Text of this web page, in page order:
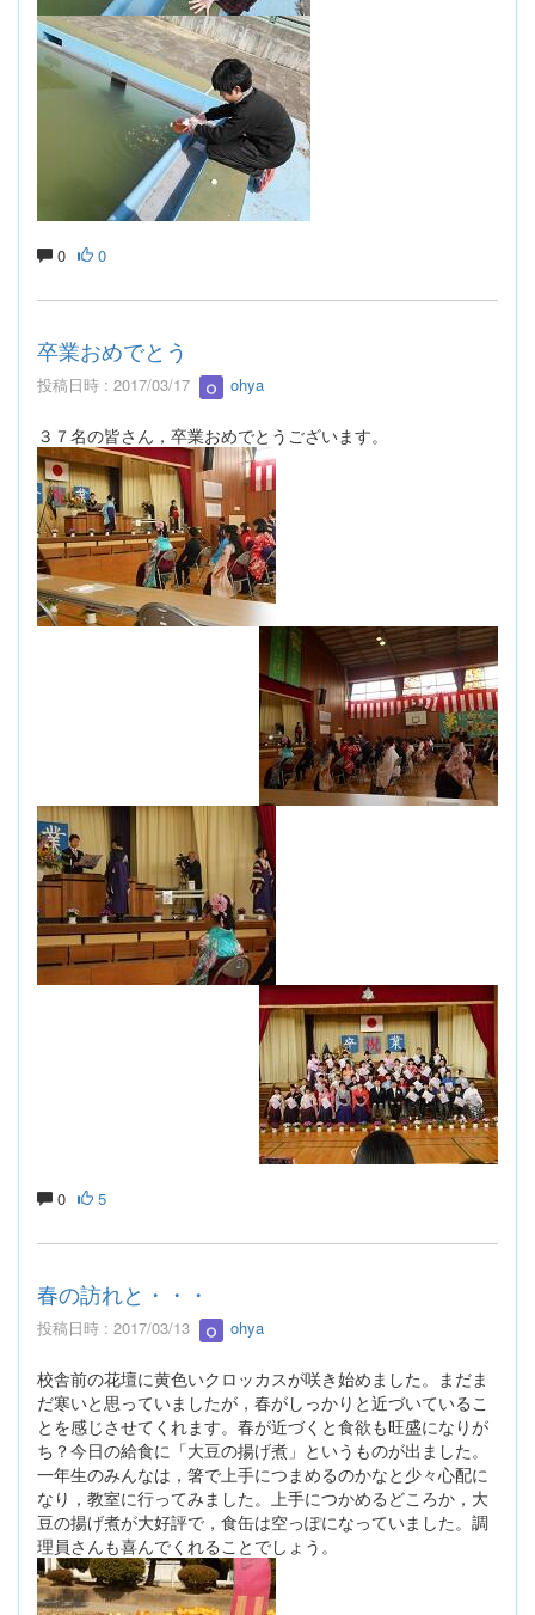
0 0
卒業おめでとう
投稿日時 : 2017/03/17 ohya
３７名の皆さん，卒業おめでとうございます。
0 5
春の訪れと・・・
投稿日時 : 2017/03/13 ohya
校舎前の花壇に黄色いクロッカスが咲き始めました。まだま
だ寒いと思っていましたが，春がしっかりと近づいているこ
とを感じさせてくれます。春が近づくと食欲も旺盛になりが
ち？今日の給食に「大豆の揚げ煮」というものが出ました。
一年生のみんなは，箸で上手につまめるのかなと少々心配に
なり，教室に行ってみました。上手につかめるどころか，大
豆の揚げ煮が大好評で，食缶は空っぽになっていました。調
理員さんも喜んでくれることでしょう。